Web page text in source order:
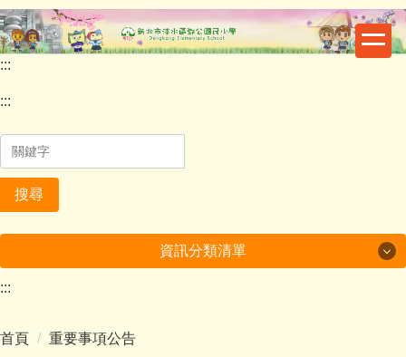
跳
到
主
內
區
:::
:::
搜尋
資訊分類清單
重要公告
:::
首頁 重要事項公告